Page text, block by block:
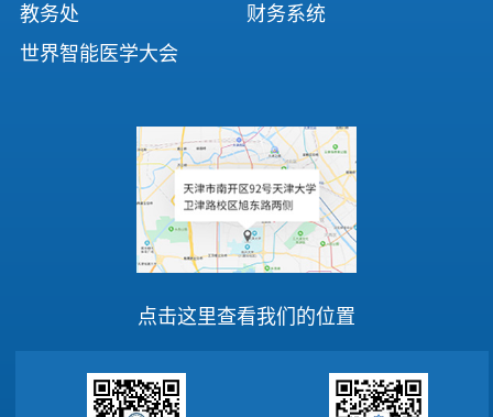
教务处
财务系统
世界智能医学大会
点击这里查看我们的位置